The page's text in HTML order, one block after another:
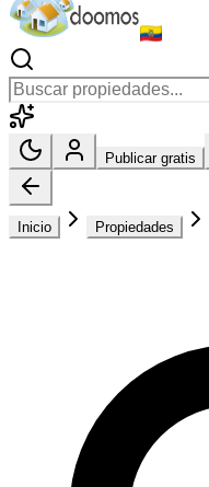
Publicar gratis
Inicio Propiedades